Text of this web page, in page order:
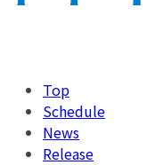
Top
Schedule
News
Release